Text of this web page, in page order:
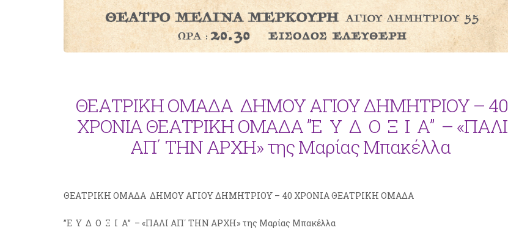
ΘΕΑΤΡΙΚΗ ΟΜΑΔΑ ΔΗΜΟΥ ΑΓΙΟΥ ΔΗΜΗΤΡΙΟΥ – 40
ΧΡΟΝΙΑ ΘΕΑΤΡΙΚΗ ΟΜΑΔΑ ”Ε Υ Δ Ο Ξ Ι Α” – «ΠΑΛΙ
ΑΠ΄ ΤΗΝ ΑΡΧΗ» της Μαρίας Μπακέλλα
ΘΕΑΤΡΙΚΗ ΟΜΑΔΑ ΔΗΜΟΥ ΑΓΙΟΥ ΔΗΜΗΤΡΙΟΥ – 40 ΧΡΟΝΙΑ ΘΕΑΤΡΙΚΗ ΟΜΑΔΑ
”Ε Υ Δ Ο Ξ Ι Α” – «ΠΑΛΙ ΑΠ΄ ΤΗΝ ΑΡΧΗ» της Μαρίας Μπακέλλα